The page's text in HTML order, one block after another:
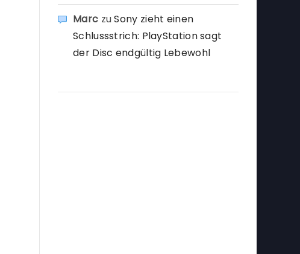
Marc zuSony zieht einen
Schlussstrich: PlayStation sagt
der Disc endgültig Lebewohl